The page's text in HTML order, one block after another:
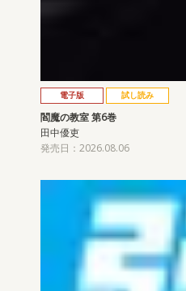
電子版 試し読み
閻魔の教室 第6巻
田中優吏
発売日：2026.08.06